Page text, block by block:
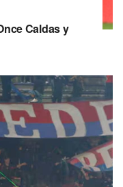
Caldas y